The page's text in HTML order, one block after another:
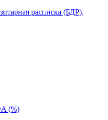
расписка (БДР),
(%)